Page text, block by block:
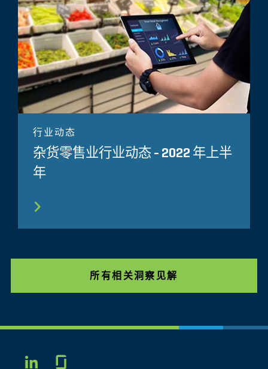
行业动态
杂货零售业行业动态 - 2022 年上半
年
所有相关洞察见解
LINKEDIN